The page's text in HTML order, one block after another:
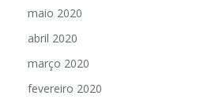
maio 2020
abril 2020
março 2020
fevereiro 2020